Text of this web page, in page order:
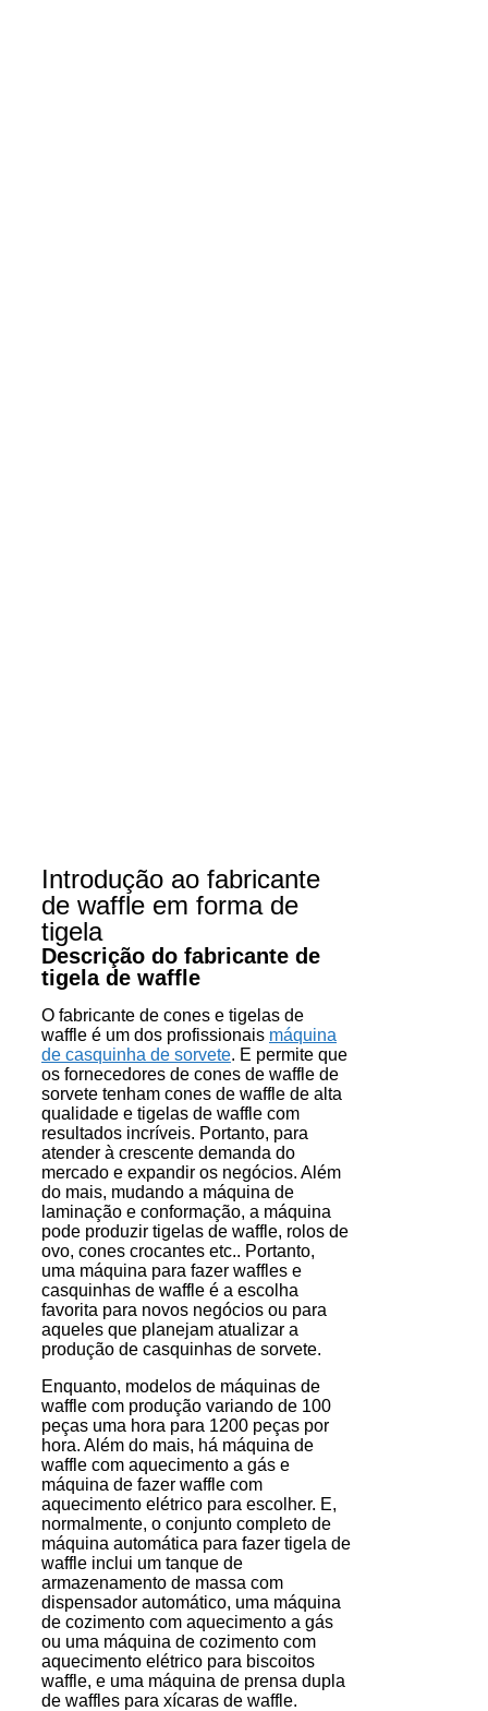
Introdução ao fabricante
de waffle em forma de
tigela
Descrição do fabricante de
tigela de waffle
O fabricante de cones e tigelas de
waffle é um dos profissionais máquina
de casquinha de sorvete. E permite que
os fornecedores de cones de waffle de
sorvete tenham cones de waffle de alta
qualidade e tigelas de waffle com
resultados incríveis. Portanto, para
atender à crescente demanda do
mercado e expandir os negócios. Além
do mais, mudando a máquina de
laminação e conformação, a máquina
pode produzir tigelas de waffle, rolos de
ovo, cones crocantes etc.. Portanto,
uma máquina para fazer waffles e
casquinhas de waffle é a escolha
favorita para novos negócios ou para
aqueles que planejam atualizar a
produção de casquinhas de sorvete.
Enquanto, modelos de máquinas de
waffle com produção variando de 100
peças uma hora para 1200 peças por
hora. Além do mais, há máquina de
waffle com aquecimento a gás e
máquina de fazer waffle com
aquecimento elétrico para escolher. E,
normalmente, o conjunto completo de
máquina automática para fazer tigela de
waffle inclui um tanque de
armazenamento de massa com
dispensador automático, uma máquina
de cozimento com aquecimento a gás
ou uma máquina de cozimento com
aquecimento elétrico para biscoitos
waffle, e uma máquina de prensa dupla
de waffles para xícaras de waffle.